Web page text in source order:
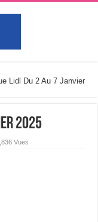
Lidl Du 2 Au 7 Janvier
2025
Vues